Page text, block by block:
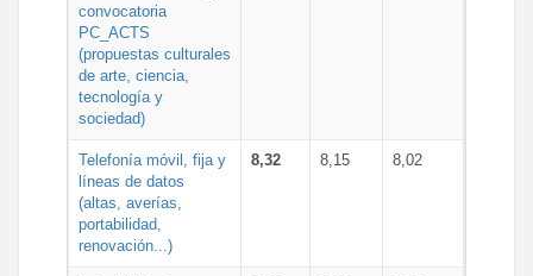
convocatoria
PC_ACTS
(propuestas culturales
de arte, ciencia,
tecnología y
sociedad)
Telefonía móvil, fija y
líneas de datos
(altas, averías,
portabilidad,
renovación...)
8,32 8,15 8,02